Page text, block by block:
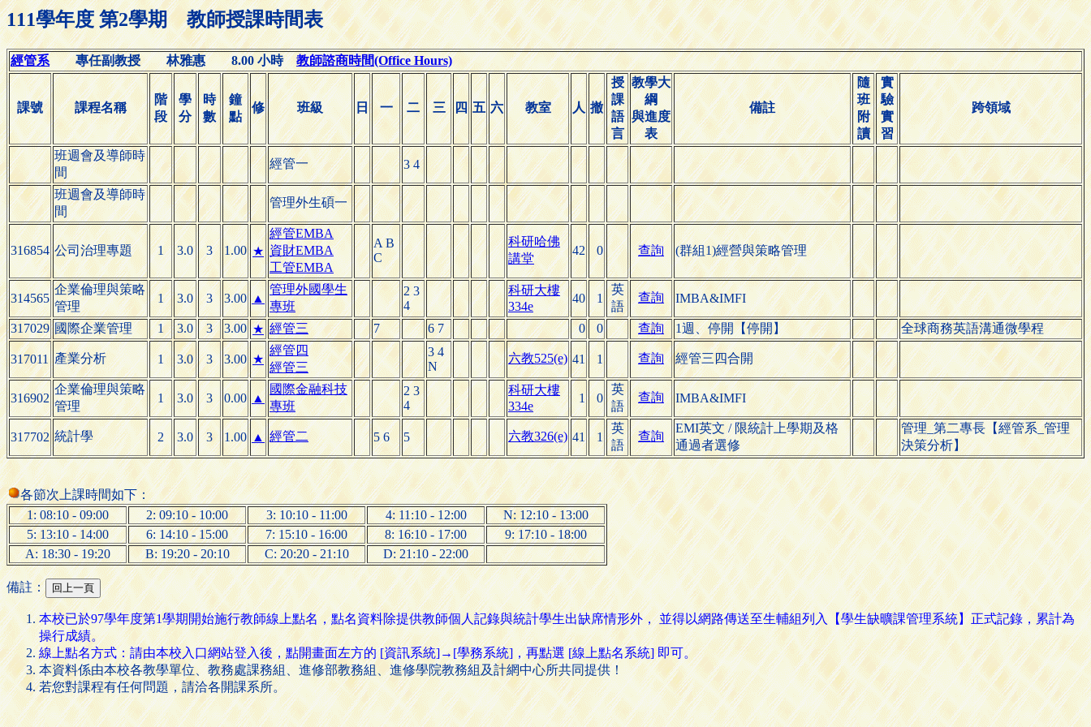
111學年度 第2學期 教師授課時間表
經管系專任副教授 林雅惠 8.00 小時 教師諮商時間(Office Hours)
課號 課程名稱
階
段
學
分
時
數
鐘
點
修 班級 日 一 二 三 四 五 六 教室 人 撤
授
課
語
言
教學大
綱
與進度
表
備註
隨
班
附
讀
實
驗
實
習
跨領域
班週會及導師時
間
經管一 3 4
班週會及導師時
間
管理外生碩一
316854 公司治理專題 1 3.0 3 1.00 ★
經管EMBA
資財EMBA
工管EMBA
A B
C
科研哈佛
講堂
42 0 查詢 (群組1)經營與策略管理
314565
企業倫理與策略
管理
1 3.0 3 3.00 ▲
管理外國學生
專班
2 3
4
科研大樓
334e
40 1
英
語
查詢 IMBA&IMFI
317029 國際企業管理 1 3.0 3 3.00 ★ 經管三 7 6 7 0 0 查詢 1週、停開【停開】 全球商務英語溝通微學程
317011 產業分析 1 3.0 3 3.00 ★
經管四
經管三
3 4
N
六教525(e) 41 1 查詢 經管三四合開
316902
企業倫理與策略
管理
1 3.0 3 0.00 ▲
國際金融科技
專班
2 3
4
科研大樓
334e
1 0
英
語
查詢 IMBA&IMFI
317702 統計學 2 3.0 3 1.00 ▲ 經管二 5 6 5 六教326(e) 41 1
英
語
查詢
EMI英文 / 限統計上學期及格
通過者選修
管理_第二專長【經管系_管理
決策分析】
各節次上課時間如下：
1: 08:10 - 09:00
2: 09:10 - 10:00 3: 10:10 - 11:00 4: 11:10 - 12:00
N: 12:10 - 13:00
5: 13:10 - 14:00
6: 14:10 - 15:00 7: 15:10 - 16:00 8: 16:10 - 17:00
9: 17:10 - 18:00
A: 18:30 - 19:20
B: 19:20 - 20:10 C: 20:20 - 21:10 D: 21:10 - 22:00
備註：
本校已於97學年度第1學期開始施行教師線上點名，點名資料除提供教師個人記錄與統計學生出缺席情形外， 並得以網路傳送至生輔組列入【學生缺曠課管理系統】正式記錄，累計為
操行成績。
線上點名方式：請由本校入口網站登入後，點開畫面左方的 [資訊系統]→[學務系統]，再點選 [線上點名系統] 即可。
本資料係由本校各教學單位、教務處課務組、進修部教務組、進修學院教務組及計網中心所共同提供！
若您對課程有任何問題，請洽各開課系所。